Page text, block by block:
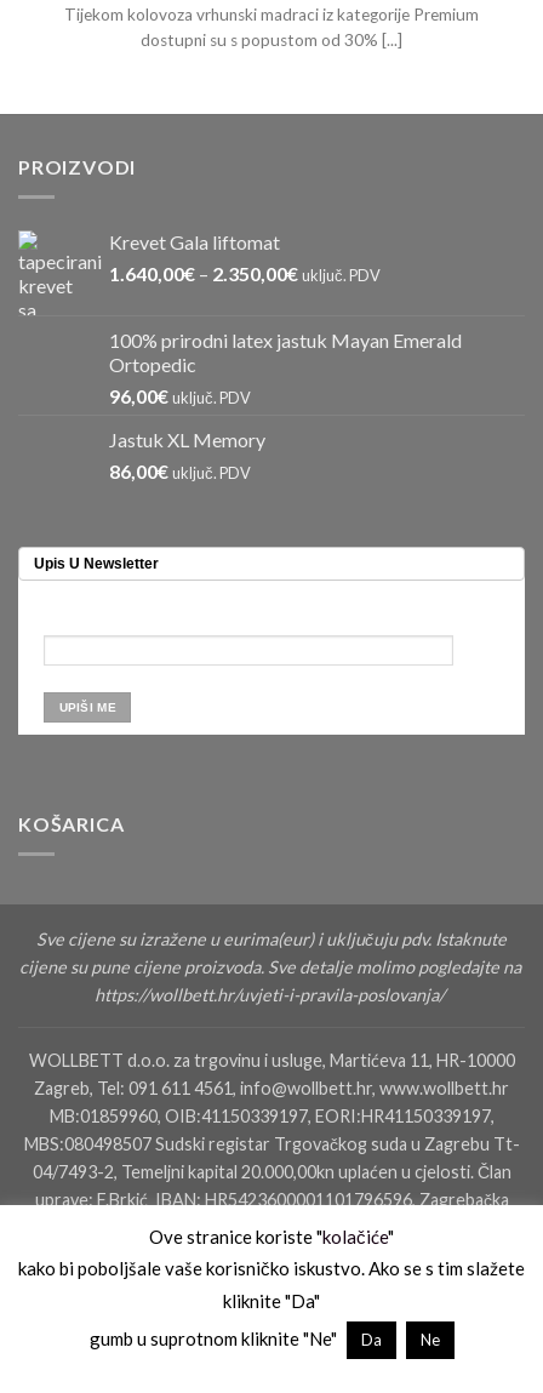
Tijekom kolovoza vrhunski madraci iz kategorije Premium
dostupni su s popustom od 30% [...]
PROIZVODI
Krevet Gala liftomat
1.640,00€ – 2.350,00€ uključ. PDV
100% prirodni latex jastuk Mayan Emerald
Ortopedic
96,00€ uključ. PDV
Jastuk XL Memory
86,00€ uključ. PDV
Upis U Newsletter
KOŠARICA
Sve cijene su izražene u eurima(eur) i uključuju pdv. Istaknute
cijene su pune cijene proizvoda. Sve detalje molimo pogledajte na
https://wollbett.hr/uvjeti-i-pravila-poslovanja/
WOLLBETT d.o.o. za trgovinu i usluge, Martićeva 11, HR-10000
Zagreb, Tel: 091 611 4561, info@wollbett.hr, www.wollbett.hr
MB:01859960, OIB:41150339197, EORI:HR41150339197,
MBS:080498507 Sudski registar Trgovačkog suda u Zagrebu Tt-
04/7493-2, Temeljni kapital 20.000,00kn uplaćen u cjelosti. Član
uprave: F.Brkić IBAN: HR5423600001101796596, Zagrebačka
banka dd, SWIFT: ZABAHR2X IBAN: HR4823400091110160000,
KONTAKTIRAJTE NAS SALON ZAGREB
SALON ZADAR
UVJETI I PRAVILA POSLOVANJA
UVJETI PLAĆANJA
Ove stranice koriste "kolačiće"
kako bi poboljšale vaše korisničko iskustvo. Ako se s tim slažete
kliknite "Da"
gumb u suprotnom kliknite "Ne"
Da Ne